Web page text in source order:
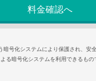
料金確認へ
号化システムにより保護され、安
る暗号化システムを利用できるもの